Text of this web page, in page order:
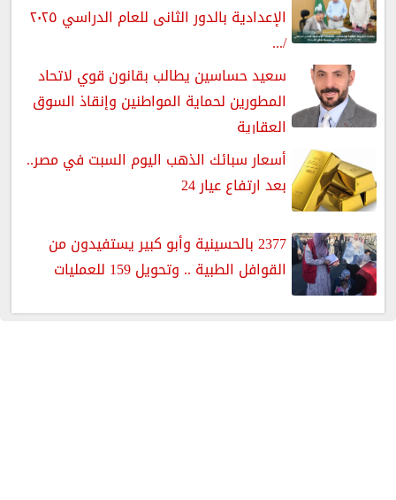
الإعدادية بالدور الثانى للعام الدراسي ٢٠٢٥
/...
سعيد حساسين يطالب بقانون قوي لاتحاد
المطورين لحماية المواطنين وإنقاذ السوق
العقارية
أسعار سبائك الذهب اليوم السبت في مصر..
بعد ارتفاع عيار 24
2377 بالحسينية وأبو كبير يستفيدون من
القوافل الطبية .. وتحويل 159 للعمليات